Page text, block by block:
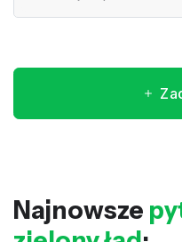
Najnowsze